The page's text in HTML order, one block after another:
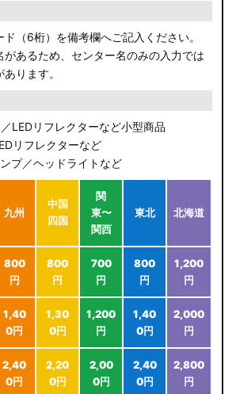
（6桁）を備考欄へご記入ください。
があるため、センター名のみの入力では
ります。
LEDリフレクターなど小型商品
リフレクターなど
プ／ヘッドライトなど
九州
中国
四国
関
東〜
関西
東北 北海道
800
円
800
円
700
円
800
円
1,200
円
1,40
0円
1,30
0円
1,200
円
1,40
0円
2,000
円
2,40
0円
2,20
0円
2,00
0円
2,40
0円
2,800
円